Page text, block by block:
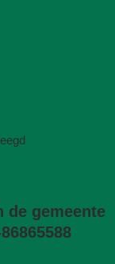
de gemeente